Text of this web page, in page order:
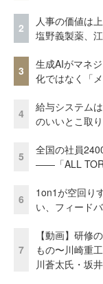
2
人事の価値は
塩野義製薬、
3
生成AIがマネ
化ではなく「
4
給与システム
のいいとこ取
5
全国の社員
――「ALL
6
1on1が空回り
い、フィード
7
【動画】研修
もの〜川崎重
川蒼太氏・坂井